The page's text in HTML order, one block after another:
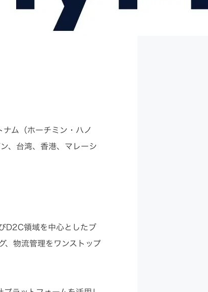
ム（ホーチミン・ハノ
、台湾、香港、マレーシ
D2C領域を中心としたブ
、物流管理をワンストップ